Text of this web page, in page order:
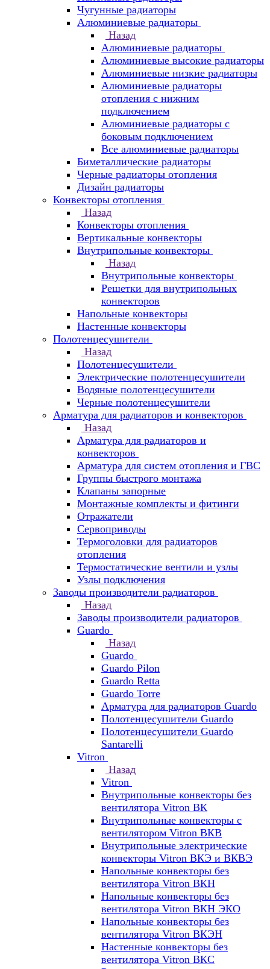
Чугунные радиаторы
Алюминиевые радиаторы
Назад
Алюминиевые радиаторы
Алюминиевые высокие радиаторы
Алюминиевые низкие радиаторы
Алюминиевые радиаторы
отопления с нижним
подключением
Алюминиевые радиаторы с
боковым подключением
Все алюминиевые радиаторы
Биметаллические радиаторы
Черные радиаторы отопления
Дизайн радиаторы
Конвекторы отопления
Назад
Конвекторы отопления
Вертикальные конвекторы
Внутрипольные конвекторы
Назад
Внутрипольные конвекторы
Решетки для внутрипольных
конвекторов
Напольные конвекторы
Настенные конвекторы
Полотенцесушители
Назад
Полотенцесушители
Электрические полотенцесушители
Водяные полотенцесушители
Черные полотенцесушители
Арматура для радиаторов и конвекторов
Назад
Арматура для радиаторов и
конвекторов
Арматура для систем отопления и ГВС
Группы быстрого монтажа
Клапаны запорные
Монтажные комплекты и фитинги
Отражатели
Сервоприводы
Термоголовки для радиаторов
отопления
Термостатические вентили и узлы
Узлы подключения
Заводы производители радиаторов
Назад
Заводы производители радиаторов
Guardo
Назад
Guardo
Guardo Pilon
Guardo Retta
Guardo Torre
Арматура для радиаторов Guardo
Полотенцесушители Guardo
Полотенцесушители Guardo
Santarelli
Vitron
Назад
Vitron
Внутрипольные конвекторы без
вентилятора Vitron ВК
Внутрипольные конвекторы с
вентилятором Vitron ВКВ
Внутрипольные электрические
конвекторы Vitron ВКЭ и ВКВЭ
Напольные конвекторы без
вентилятора Vitron ВКН
Напольные конвекторы без
вентилятора Vitron ВКН ЭКО
Напольные конвекторы без
вентилятора Vitron ВКЭН
Настенные конвекторы без
вентилятора Vitron ВКС